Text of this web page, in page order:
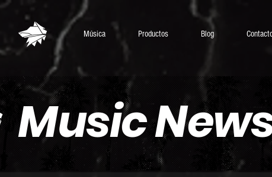
Música Productos Blog
Music